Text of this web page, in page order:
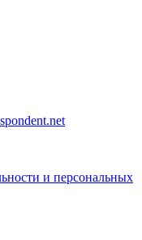
и персональных